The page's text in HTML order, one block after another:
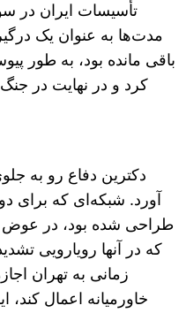
تأسیسات ایران در
مدت‌ها به عنوان یک
باقی مانده بود، به طور
دکترین دفاع رو به
آورد. شبکه‌ای که برای
طراحی شده بود، در عوض
که در آنها رویارویی
زمانی به تهران
خاورمیانه اعمال